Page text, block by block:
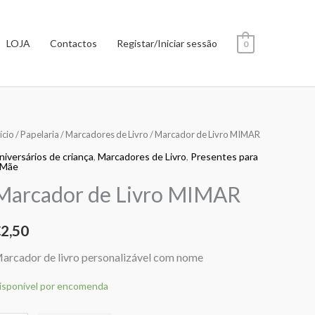
LOJA Contactos Registar/Iniciar sessão 0
/Papelaria/Marcadores de Livro/ Marcador de Livro MIMAR
de criança,Marcadores de Livro, Presentes para
de Livro MIMAR
2,50
de livro personalizável com nome
por encomenda